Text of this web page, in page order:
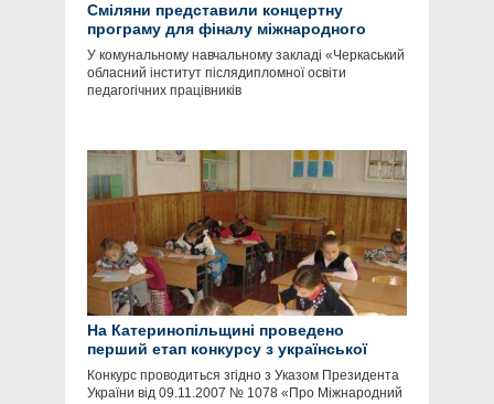
Сміляни представили концертну
програму для фіналу міжнародного
мовно-літературного конкурсу
У комунальному навчальному закладі «Черкаський
обласний інститут післядипломної освіти
педагогічних працівників
На Катеринопільщині проведено
перший етап конкурсу з української
мови імені Петра Яцика
Конкурс проводиться згідно з Указом Президента
України від 09.11.2007 № 1078 «Про Міжнародний